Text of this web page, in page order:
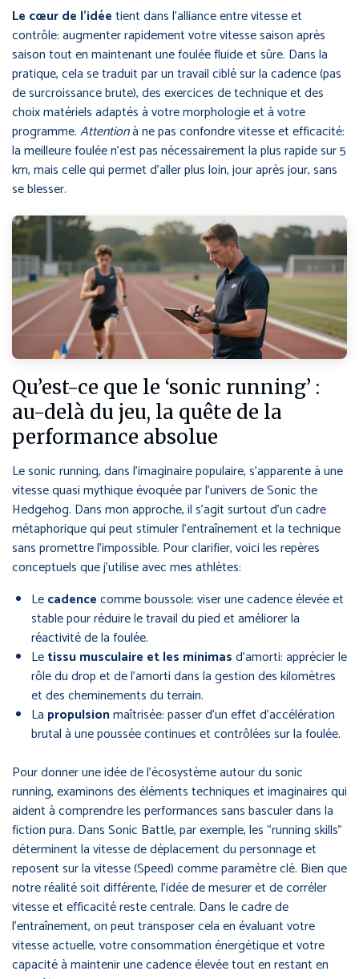
Le cœur de l’idéetient dans l’alliance entre vitesse et
contrôle: augmenter rapidement votre vitesse saison après
saison tout en maintenant une foulée fluide et sûre. Dans la
pratique, cela se traduit par un travail ciblé sur la cadence (pas
de surcroissance brute), des exercices de technique et des
choix matériels adaptés à votre morphologie et à votre
programme.Attentionà ne pas confondre vitesse et efficacité:
la meilleure foulée n’est pas nécessairement la plus rapide sur 5
km, mais celle qui permet d’aller plus loin, jour après jour, sans
se blesser.
Qu’est-ce que le ‘sonic running’ :
au-delà du jeu, la quête de la
performance absolue
Le sonic running, dans l’imaginaire populaire, s’apparente à une
vitesse quasi mythique évoquée par l’univers de Sonic the
Hedgehog. Dans mon approche, il s’agit surtout d’un cadre
métaphorique qui peut stimuler l’entraînement et la technique
sans promettre l’impossible. Pour clarifier, voici les repères
conceptuels que j’utilise avec mes athlètes:
Lecadencecomme boussole: viser une cadence élevée et
stable pour réduire le travail du pied et améliorer la
réactivité de la foulée.
Letissu musculaire et les minimasd’amorti: apprécier le
rôle du drop et de l’amorti dans la gestion des kilomètres
et des cheminements du terrain.
La propulsionmaîtrisée: passer d’un effet d’accélération
brutal à une poussée continues et contrôlées sur la foulée.
Pour donner une idée de l’écosystème autour du sonic
running, examinons des éléments techniques et imaginaires qui
aident à comprendre les performances sans basculer dans la
fiction pura. Dans Sonic Battle, par exemple, les “running skills”
déterminent la vitesse de déplacement du personnage et
reposent sur la vitesse (Speed) comme paramètre clé. Bien que
notre réalité soit différente, l’idée de mesurer et de corréler
vitesse et efficacité reste centrale. Dans le cadre de
l’entraînement, on peut transposer cela en évaluant votre
vitesse actuelle, votre consommation énergétique et votre
capacité à maintenir une cadence élevée tout en restant en